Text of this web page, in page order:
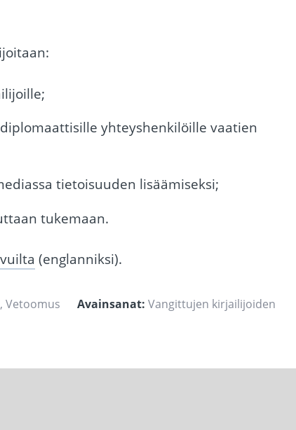
yhteyshenkilöille vaatien
tietoisuuden lisäämiseksi;
tukemaan.
(englanniksi).
,Vetoomus Avainsanat: Vangittujen kirjailijoiden